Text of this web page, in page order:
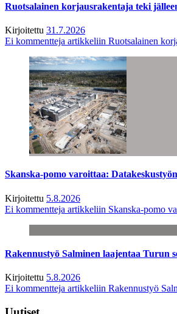
Ruotsalainen korjausrakentaja teki
Kirjoitettu 31.7.2026
Ei kommentteja artikkeliin Ruotsalainen
Skanska-pomo varoittaa:
Kirjoitettu 5.8.2026
Ei kommentteja artikkeliin Skanska-pomo
Rakennustyö Salminen laajentaa Turun
Kirjoitettu 5.8.2026
Ei kommentteja artikkeliin Rakennustyö